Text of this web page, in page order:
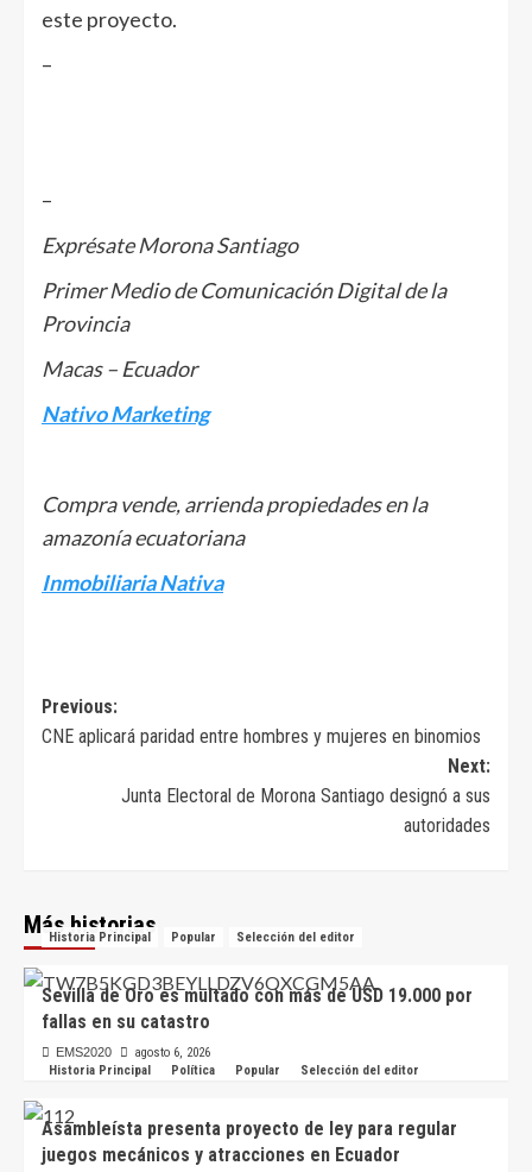
este proyecto.
–
–
Exprésate Morona Santiago
Primer Medio de Comunicación Digital de la
Provincia
Macas – Ecuador
Nativo Marketing
Compra vende, arrienda propiedades en la
amazonía ecuatoriana
Inmobiliaria Nativa
Navegación
de
entradas
Previous:
CNE aplicará paridad entre hombres y mujeres en binomios
Next:
Junta Electoral de Morona Santiago designó a sus
autoridades
Más historias
Historia Principal Popular Selección del editor
Sevilla de Oro es multado con más de USD 19.000 por
fallas en su catastro
EMS2020
agosto 6, 2026
Historia Principal
Política Popular Selección del editor
Asambleísta presenta proyecto de ley para regular
juegos mecánicos y atracciones en Ecuador